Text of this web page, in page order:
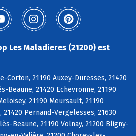
Les Maladieres (21200) est
Corton, 21190 Auxey-Duresses, 21420
Beaune, 21420 Echevronne, 21190
21190 Meursault, 21190
21420 Pernand-Vergelesses, 21630
Beaune, 21190 Volnay, 21200 Bligny-